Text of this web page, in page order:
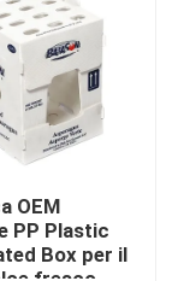
OEM
PP Plastic
Box per il